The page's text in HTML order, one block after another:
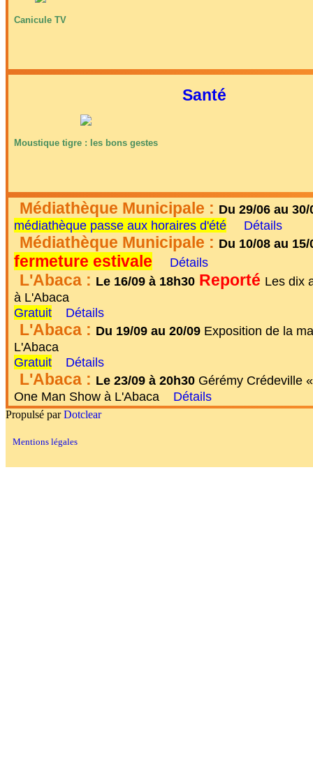
Canicule TV
Santé
Moustique tigre : les bons gestes
Médiathèque Municipale : Du 29/06 au 30/
médiathèque passe aux horaires d'été
Détails
Médiathèque Municipale : Du 10/08 au 15/
fermeture estivale Détails
L'Abaca : Le 16/09 à 18h30 Reporté Les dix
à L'Abaca
Gratuit
Détails
L'Abaca : Du 19/09 au 20/09 Exposition de la
L'Abaca
Gratuit
Détails
L'Abaca : Le 23/09 à 20h30 Gérémy Crédeville
One Man Show à L'Abaca Détails
Propulsé parDotclear
Mentions légales